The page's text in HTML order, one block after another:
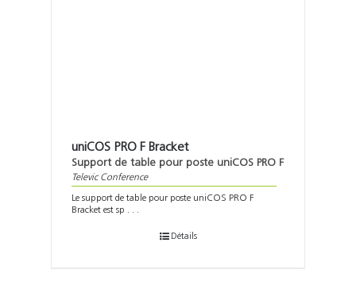
uniCOS PRO F Bracket
Support de table pour poste uniCOS PRO F
Televic Conference
Le support de table pour poste uniCOS PRO F
Bracket est sp . . .
Détails